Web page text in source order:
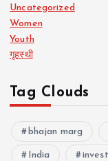
Uncategorized
Women
Youth
गृहस्थी
Tag Clouds
bhajan marg
India